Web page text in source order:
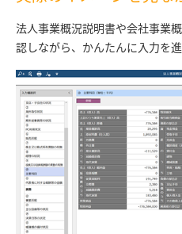
法人事業概況説明書や会社事業
認しながら、かんたんに入力を